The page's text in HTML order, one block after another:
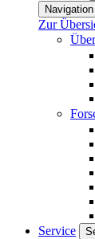
Zur
Service